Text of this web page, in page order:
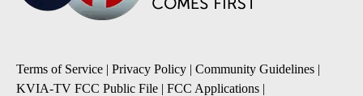
Terms of Service | Privacy Policy | Community Guidelines |
KVIA-TV FCC Public File | FCC Applications |